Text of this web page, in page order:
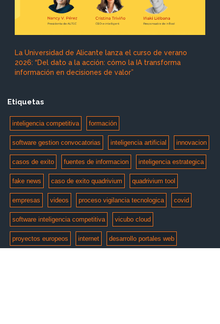
La Universidad de Alicante lanza el curso de verano
2026: “Del dato a la acción: cómo la IA transforma
información en decisiones de valor”
Etiquetas
inteligencia competitiva formación
software gestion convocatorias inteligencia artificial innovacion
casos de exito fuentes de informacion inteligencia estrategica
fake news caso de exito quadrivium quadrivium tool
empresas videos proceso vigilancia tecnologica covid
software inteligencia competitiva vicubo cloud
proyectos europeos internet desarrollo portales web